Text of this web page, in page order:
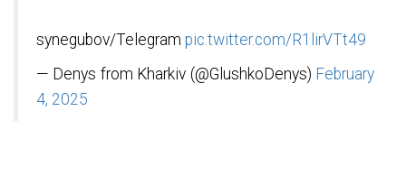
synegubov/Telegram pic.twitter.com/R1lirVTt49
— Denys from Kharkiv (@GlushkoDenys) February
4, 2025